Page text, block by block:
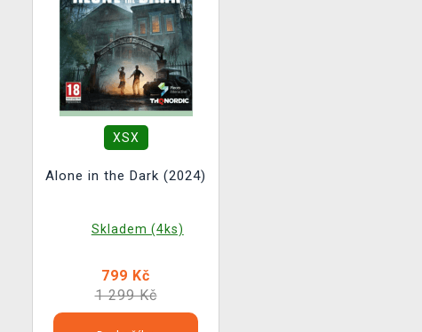
XSX
Alone in the Dark (2024)
Skladem (4ks)
799 Kč
1 299 Kč